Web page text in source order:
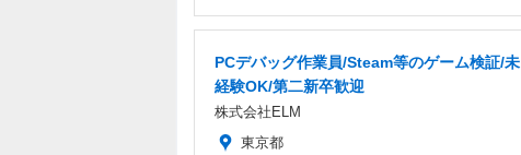
PCデバッグ作業員/Steam等のゲーム検証/未
経験OK/第二新卒歓迎
株式会社ELM
東京都